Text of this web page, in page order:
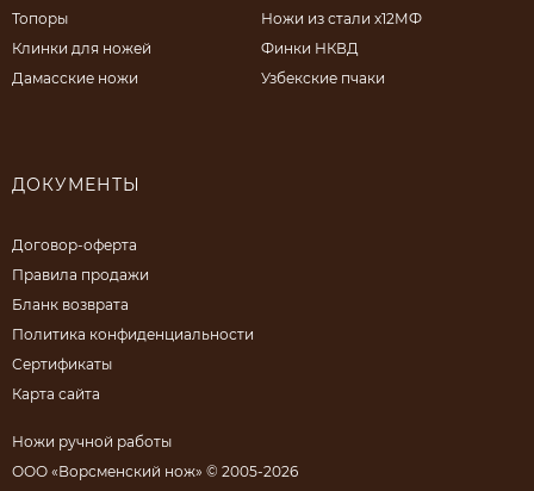
Топоры
Клинки для ножей
Дамасские ножи
Ножи из стали х12МФ
Финки НКВД
Узбекские пчаки
ДОКУМЕНТЫ
Договор-оферта
Правила продажи
Бланк возврата
Политика конфиденциальности
Сертификаты
Карта сайта
Ножи ручной работы
ООО «Ворсменский нож» © 2005-2026